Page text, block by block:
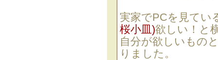
実家でPCを見てい
桜小皿)欲しい！と
自分が欲しいもの
りました。